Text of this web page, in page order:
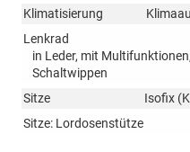
Klimatisierung
Lenkrad
in Leder, mit
Schaltwippen
Sitze
Isofix
Sitze: Lordosenstütze